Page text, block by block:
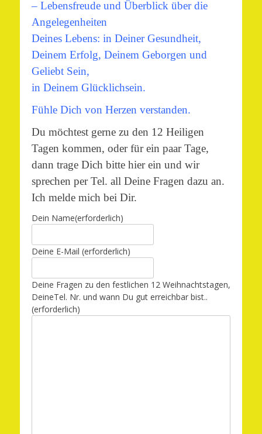
– Lebensfreude und Überblick über die
Angelegenheiten
Deines Lebens: in Deiner Gesundheit,
Deinem Erfolg, Deinem Geborgen und
Geliebt Sein,
in Deinem Glücklichsein.
Fühle Dich von Herzen verstanden.
Du möchtest gerne zu den 12 Heiligen
Tagen kommen, oder für ein paar Tage,
dann trage Dich bitte hier ein und wir
sprechen per Tel. all Deine Fragen dazu an.
Ich melde mich bei Dir.
Dein Name(erforderlich)
Deine E-Mail (erforderlich)
Deine Fragen zu den festlichen 12 Weihnachtstagen,
DeineTel. Nr. und wann Du gut erreichbar bist..
(erforderlich)